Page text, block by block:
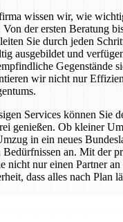
wissen wir, wie
der ersten Beratung
Sie durch jeden
ausgebildet und
Gegenstände
wir nicht nur
Services können Sie
genießen. Ob kleiner
in ein neues
an. Mit der
nicht nur einen Partner an
dass alles nach Plan